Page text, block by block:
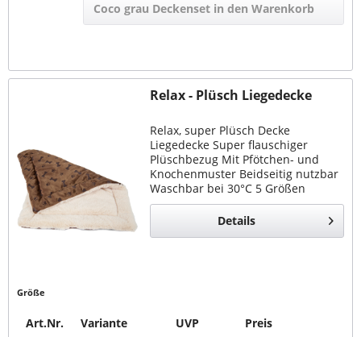
Coco grau Deckenset in den Warenkorb
Relax - Plüsch Liegedecke
Relax, super Plüsch Decke
Liegedecke Super flauschiger
Plüschbezug Mit Pfötchen- und
Knochenmuster Beidseitig nutzbar
Waschbar bei 30°C 5 Größen
lieferbar
Details
Größe
Art.Nr. Variante UVP Preis